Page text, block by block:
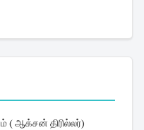
( ஆக்சன் திரில்லர்)